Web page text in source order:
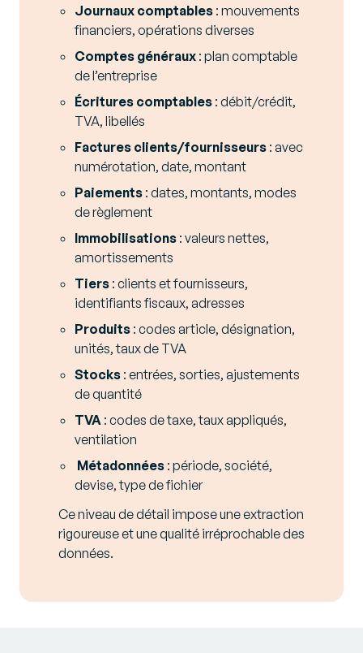
Journaux comptables : mouvements
financiers, opérations diverses
Comptes généraux : plan comptable
de l’entreprise
Écritures comptables : débit/crédit,
TVA, libellés
Factures clients/fournisseurs : avec
numérotation, date, montant
Paiements : dates, montants, modes
de règlement
Immobilisations : valeurs nettes,
amortissements
Tiers : clients et fournisseurs,
identifiants fiscaux, adresses
Produits : codes article, désignation,
unités, taux de TVA
Stocks : entrées, sorties, ajustements
de quantité
TVA : codes de taxe, taux appliqués,
ventilation
Métadonnées : période, société,
devise, type de fichier
Ce niveau de détail impose une extraction
rigoureuse et une qualité irréprochable des
données.